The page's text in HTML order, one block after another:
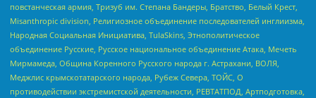
повстанческая армия, Тризуб им. Степана Бандеры, Братство, Белый Крест,
Misanthropic division, Религиозное объединение последователей инглиизма,
Народная Социальная Инициатива, TulaSkins, Этнополитическое
объединение Русские, Русское национальное объединение Атака, Мечеть
Мирмамеда, Община Коренного Русского народа г. Астрахани, ВОЛЯ,
Меджлис крымскотатарского народа, Рубеж Севера, ТОЙС, О
противодействии экстремистской деятельности, РЕВТАТПОД, Артподготовка,